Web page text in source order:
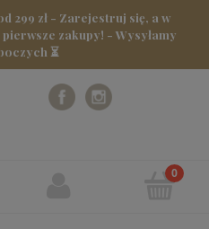
299 zł - Zarejestruj się, a w
zakupy! - Wysyłamy
⏳